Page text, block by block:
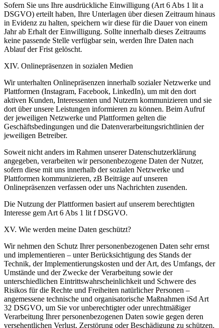
Sofern Sie uns Ihre ausdrückliche Einwilligung (Art 6 Abs 1 lit a
DSGVO) erteilt haben, Ihre Unterlagen über diesen Zeitraum hinaus
in Evidenz zu halten, speichern wir diese für die Dauer von einem
Jahr ab Erhalt der Einwilligung. Sollte innerhalb dieses Zeitraums
keine passende Stelle verfügbar sein, werden Ihre Daten nach
Ablauf der Frist gelöscht.
XIV. Onlinepräsenzen in sozialen Medien
Wir unterhalten Onlinepräsenzen innerhalb sozialer Netzwerke und
Plattformen (Instagram, Facebook, LinkedIn), um mit den dort
aktiven Kunden, Interessenten und Nutzern kommunizieren und sie
dort über unsere Leistungen informieren zu können. Beim Aufruf
der jeweiligen Netzwerke und Plattformen gelten die
Geschäftsbedingungen und die Datenverarbeitungsrichtlinien der
jeweiligen Betreiber.
Soweit nicht anders im Rahmen unserer Datenschutzerklärung
angegeben, verarbeiten wir personenbezogene Daten der Nutzer,
sofern diese mit uns innerhalb der sozialen Netzwerke und
Plattformen kommunizieren, zB Beiträge auf unseren
Onlinepräsenzen verfassen oder uns Nachrichten zusenden.
Die Nutzung der Plattformen basiert auf unserem berechtigten
Interesse gem Art 6 Abs 1 lit f DSGVO.
XV. Wie werden meine Daten geschützt?
Wir nehmen den Schutz Ihrer personenbezogenen Daten sehr ernst
und implementieren – unter Berücksichtigung des Stands der
Technik, der Implementierungskosten und der Art, des Umfangs, der
Umstände und der Zwecke der Verarbeitung sowie der
unterschiedlichen Eintrittswahrscheinlichkeit und Schwere des
Risikos für die Rechte und Freiheiten natürlicher Personen –
angemessene technische und organisatorische Maßnahmen iSd Art
32 DSGVO, um Sie vor unberechtigter oder unrechtmäßiger
Verarbeitung Ihrer personenbezogenen Daten sowie gegen deren
versehentlichen Verlust, Zerstörung oder Beschädigung zu schützen.